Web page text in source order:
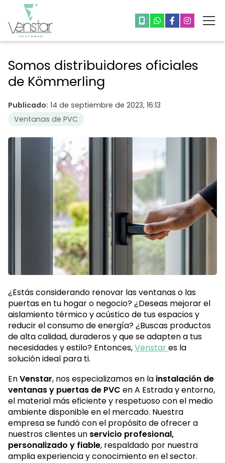
Somos distribuidores oficiales
de Kömmerling
Publicado: 14 de septiembre de 2023, 16:13
Ventanas de PVC
¿Estás considerando renovar las ventanas o las
puertas en tu hogar o negocio? ¿Deseas mejorar el
aislamiento térmico y acústico de tus espacios y
reducir el consumo de energía? ¿Buscas productos
de alta calidad, duraderos y que se adapten a tus
necesidades y estilo? Entonces,Venstares la
solución ideal para ti.
EnVenstar, nos especializamos en la instalación de
ventanas y puertas de PVC en A Estrada y entorno,
el material más eficiente y respetuoso con el medio
ambiente disponible en el mercado. Nuestra
empresa se fundó con el propósito de ofrecer a
nuestros clientes un servicio profesional,
personalizado y fiable, respaldado por nuestra
amplia experiencia y conocimiento en el sector.